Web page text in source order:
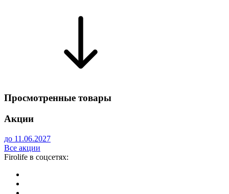
Просмотренные товары
Акции
до 11.06.2027
Все акции
Firolife в соцсетях: